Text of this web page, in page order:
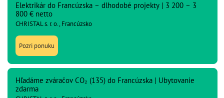
Elektrikár do Francúzska – dlhodobé projekty | 3 200 – 3
800 € netto
CHRISTAL s. r. o., Francúzsko
Pozri ponuku
Hľadáme zváračov CO₂ (135) do Francúzska | Ubytovanie
zdarma